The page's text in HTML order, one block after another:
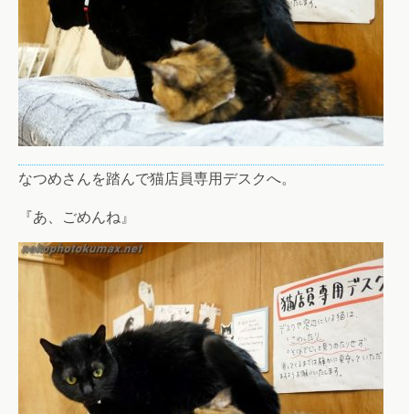
なつめさんを踏んで猫店員専用デスクへ。
『あ、ごめんね』